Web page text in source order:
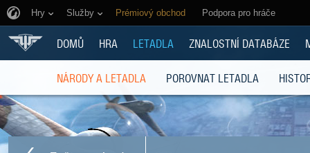
Hry Služby Prémiový obchod Podpora pro hráče
DOMŮ HRA LETADLA ZNALOSTNÍ DATABÁZE
NÁRODY A LETADLA POROVNAT LETADLA